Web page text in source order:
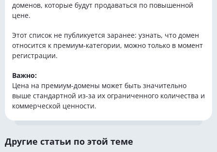
доменов, которые будут продаваться по повышенной
цене.
Этот список не публикуется заранее: узнать, что домен
относится к премиум-категории, можно только в момент
регистрации.
Важно:
Цена на премиум-домены может быть значительно
выше стандартной из-за их ограниченного количества и
коммерческой ценности.
Другие статьи по этой теме